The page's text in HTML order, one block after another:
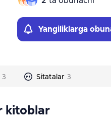
Yangiliklarga
3 Sitatalar 3
kitoblar